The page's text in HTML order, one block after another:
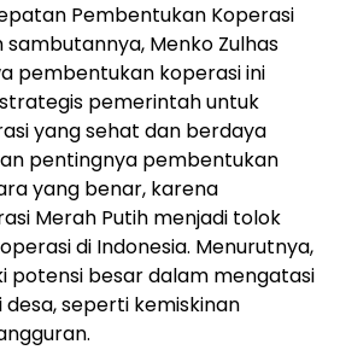
Pembentukan Koperasi
sambutannya, Menko Zulhas
pembentukan koperasi ini
pemerintah untuk
yang sehat dan berdaya
pentingnya pembentukan
yang benar, karena
Merah Putih menjadi tolok
di Indonesia. Menurutnya,
potensi besar dalam mengatasi
seperti kemiskinan